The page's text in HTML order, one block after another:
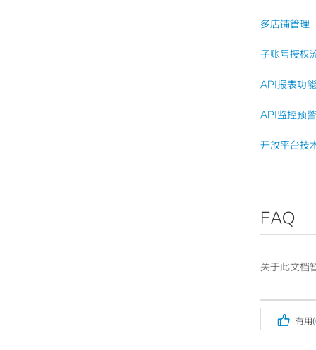
多店铺管理
子账号授权
API报表功
API监控预警
开放平台技
FAQ
关于此文档
 有用(